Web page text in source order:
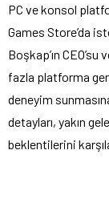
PC ve konsol
Games Store’da
Boşkap’ın
fazla platforma
deneyim
detayları, yakın
beklentilerini